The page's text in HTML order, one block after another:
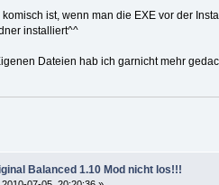
ist, wenn man die EXE vor der
installiert^^
Dateien hab ich garnicht mehr
Balanced 1.10 Mod nicht los!!!